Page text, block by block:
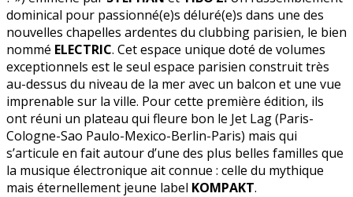
dominical pour passionné(e)s déluré(e)s dans une des
nouvelles chapelles ardentes du clubbing parisien, le bien
nommé ELECTRIC. Cet espace unique doté de volumes
exceptionnels est le seul espace parisien construit très
au-dessus du niveau de la mer avec un balcon et une vue
imprenable sur la ville. Pour cette première édition, ils
ont réuni un plateau qui fleure bon le Jet Lag (Paris-
Cologne-Sao Paulo-Mexico-Berlin-Paris) mais qui
s’articule en fait autour d’une des plus belles familles que
la musique électronique ait connue : celle du mythique
mais éternellement jeune label KOMPAKT.